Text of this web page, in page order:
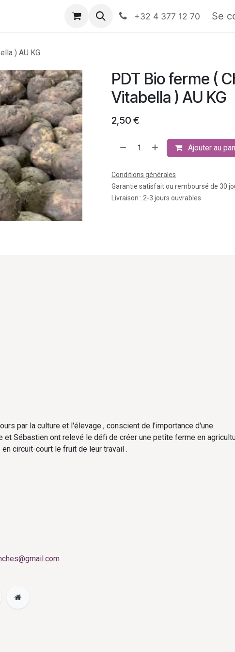
Rendez-vous Événements HORAIRES
+32 4 377 12 70 Se
) AU KG
PDT Bio ferme (
Vitabella ) AU KG
2,50 €
Ajouter au
Conditions générales
Garantie satisfait ou remboursé de 30
Livraison : 2-3 jours ouvrables
par la culture et l'élevage , conscient de l'importance d'une
et Sébastien ont relevé le défi de créer une petite ferme en
circuit-court le fruit de leur travail .